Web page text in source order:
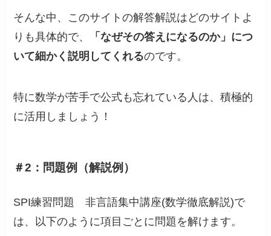
そんな中、このサイトの解答解説はどのサイトよ
りも具体的で、
「なぜその答えになるのか」につ
いて細かく説明してくれるのです。
特に数学が苦手で公式も忘れている人は、積極的
に活用しましょう！
＃2：問題例（解説例）
SPI練習問題 非言語集中講座(数学徹底解説)で
は、以下のように項目ごとに問題を解けます。